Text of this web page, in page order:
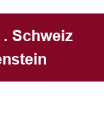
Schweiz